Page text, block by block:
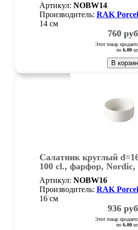
Артикул: NOBW14
Производитель: RAK
14 см
760
Этот товар
по 6.00
В
Салатник круглый
100 cl., фарфор,
Артикул: NOBW16
Производитель: RAK
16 см
936
Этот товар
по 6.00